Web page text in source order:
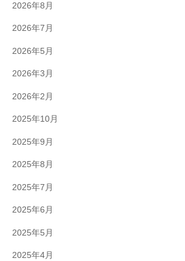
2026年8月
2026年7月
2026年5月
2026年3月
2026年2月
2025年10月
2025年9月
2025年8月
2025年7月
2025年6月
2025年5月
2025年4月